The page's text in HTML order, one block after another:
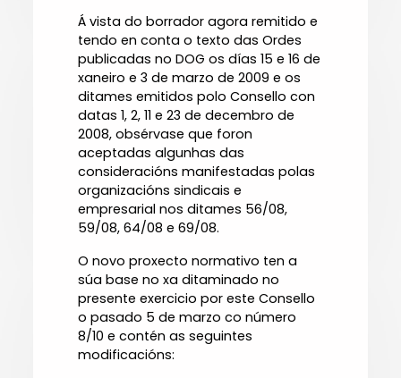
Á vista do borrador agora remitido e
tendo en conta o texto das Ordes
publicadas no DOG os días 15 e 16 de
xaneiro e 3 de marzo de 2009 e os
ditames emitidos polo Consello con
datas 1, 2, 11 e 23 de decembro de
2008, obsérvase que foron
aceptadas algunhas das
consideracións manifestadas polas
organizacións sindicais e
empresarial nos ditames 56/08,
59/08, 64/08 e 69/08.
O novo proxecto normativo ten a
súa base no xa ditaminado no
presente exercicio por este Consello
o pasado 5 de marzo co número
8/10 e contén as seguintes
modificacións: